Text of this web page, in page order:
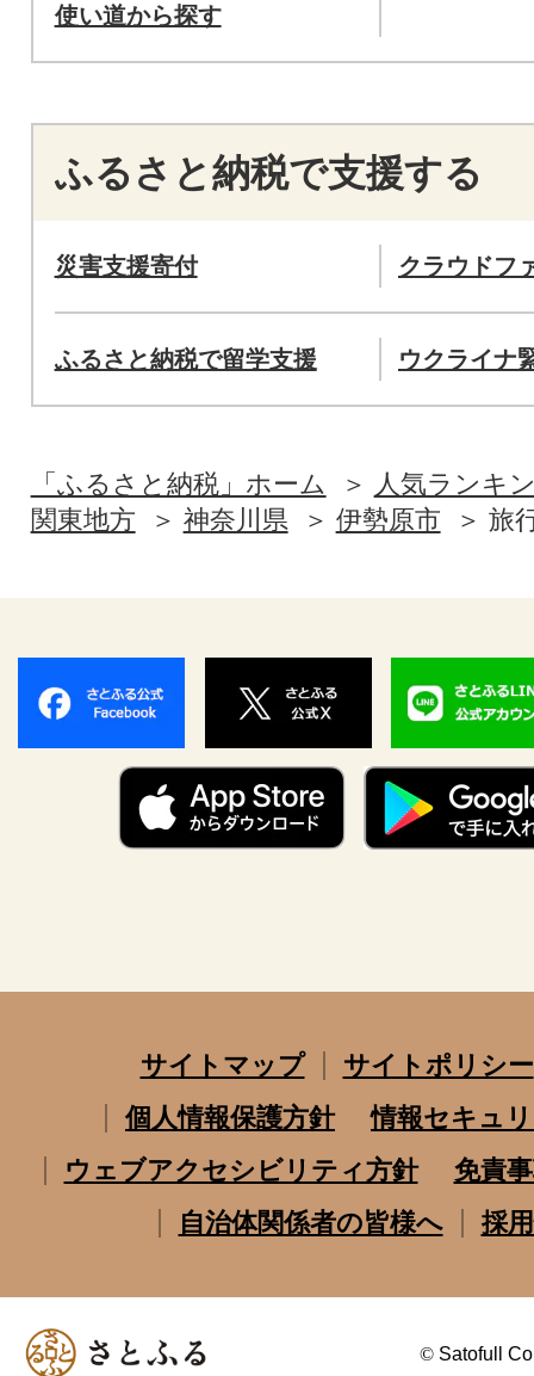
使い道から探す
ふるさと納税で支援する
災害支援寄付 クラウドフ
ふるさと納税で留学支援 ウクライナ
「ふるさと納税」ホーム
人気ランキ
関東地方
神奈川県 伊勢原市 旅
サイトマップ
サイトポリシー
個人情報保護方針
情報セキュ
ウェブアクセシビリティ方針
免責
自治体関係者の皆様へ
採
© Satofull